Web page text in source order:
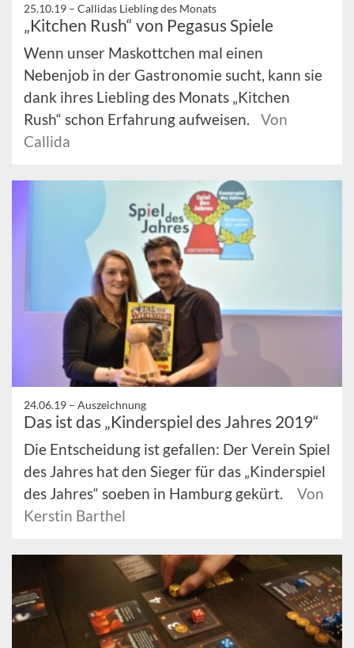
25.10.19 – Callidas Liebling des Monats
„Kitchen Rush“ von Pegasus Spiele
Wenn unser Maskottchen mal einen
Nebenjob in der Gastronomie sucht, kann sie
dank ihres Liebling des Monats „Kitchen
Rush“ schon Erfahrung aufweisen.
Von
Callida
24.06.19 – Auszeichnung
Das ist das „Kinderspiel des Jahres 2019“
Die Entscheidung ist gefallen: Der Verein Spiel
des Jahres hat den Sieger für das „Kinderspiel
des Jahres“ soeben in Hamburg gekürt.
Von
Kerstin Barthel